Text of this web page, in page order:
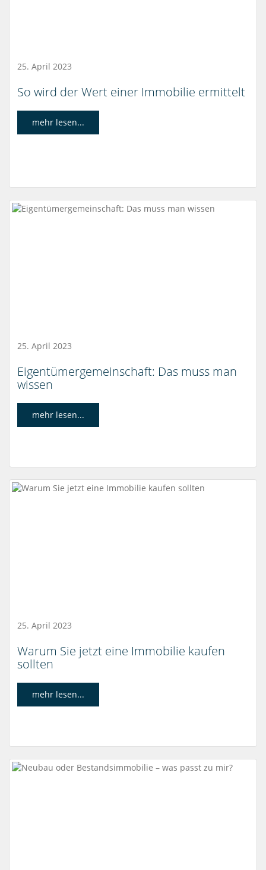
25. April 2023
So wird der Wert einer Immobilie ermittelt
mehr lesen...
25. April 2023
Eigentümergemeinschaft: Das muss man
wissen
mehr lesen...
25. April 2023
Warum Sie jetzt eine Immobilie kaufen
sollten
mehr lesen...